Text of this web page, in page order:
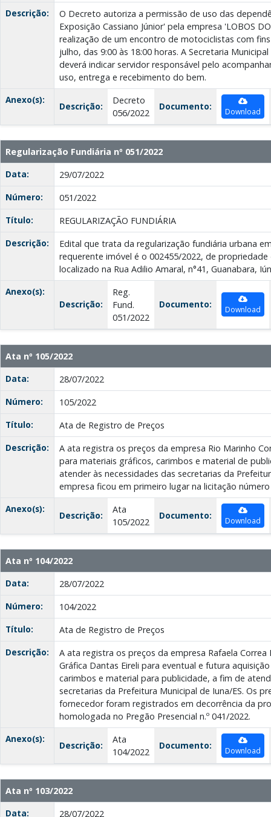
Descrição:
O Decreto autoriza a permissão de uso das
Exposição Cassiano Júnior' pela empresa 'LOBOS
realização de um encontro de motociclistas com
julho, das 9:00 às 18:00 horas. A Secretaria
deverá indicar servidor responsável pelo
uso, entrega e recebimento do bem.
Anexo(s):
Descrição:
Decreto
056/2022
Documento: Download
Regularização Fundiária nº 051/2022
Data:
29/07/2022
Número:
051/2022
Título:
REGULARIZAÇÃO FUNDIÁRIA
Descrição:
Edital que trata da regularização fundiária urbana
requerente imóvel é o 002455/2022, de propriedade
localizado na Rua Adilio Amaral, n°41, Guanabara,
Anexo(s):
Descrição:
Reg.
Fund.
051/2022
Documento: Download
Ata nº 105/2022
Data:
28/07/2022
Número:
105/2022
Título:
Ata de Registro de Preços
Descrição:
A ata registra os preços da empresa Rio Marinho
para materiais gráficos, carimbos e material de
atender às necessidades das secretarias da
empresa ficou em primeiro lugar na licitação
Anexo(s):
Descrição:
Ata
105/2022
Documento: Download
Ata nº 104/2022
Data:
28/07/2022
Número:
104/2022
Título:
Ata de Registro de Preços
Descrição:
A ata registra os preços da empresa Rafaela Correa
Gráfica Dantas Eireli para eventual e futura
carimbos e material para publicidade, a fim de
secretarias da Prefeitura Municipal de Iuna/ES. Os
fornecedor foram registrados em decorrência da
homologada no Pregão Presencial n.º 041/2022.
Anexo(s):
Descrição:
Ata
104/2022
Documento: Download
Ata nº 103/2022
Data:
28/07/2022